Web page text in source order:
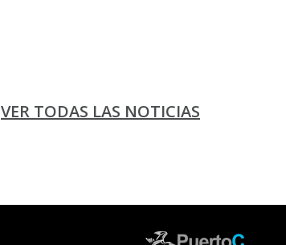
VER TODAS LAS NOTICIAS